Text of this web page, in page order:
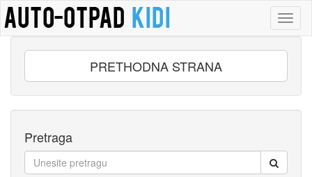
PRETHODNA STRANA
Pretraga